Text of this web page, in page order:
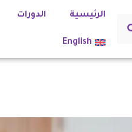
الرئيسية الدورات
English